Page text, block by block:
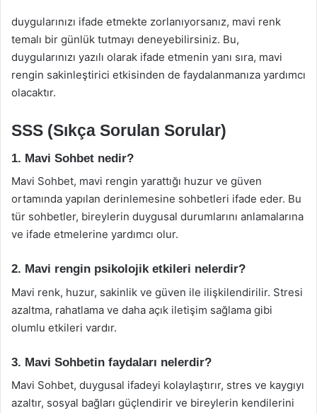
duygularınızı ifade etmekte zorlanıyorsanız, mavi renk
temalı bir günlük tutmayı deneyebilirsiniz. Bu,
duygularınızı yazılı olarak ifade etmenin yanı sıra, mavi
rengin sakinleştirici etkisinden de faydalanmanıza yardımcı
olacaktır.
SSS (Sıkça Sorulan Sorular)
1. Mavi Sohbet nedir?
Mavi Sohbet, mavi rengin yarattığı huzur ve güven
ortamında yapılan derinlemesine sohbetleri ifade eder. Bu
tür sohbetler, bireylerin duygusal durumlarını anlamalarına
ve ifade etmelerine yardımcı olur.
2. Mavi rengin psikolojik etkileri nelerdir?
Mavi renk, huzur, sakinlik ve güven ile ilişkilendirilir. Stresi
azaltma, rahatlama ve daha açık iletişim sağlama gibi
olumlu etkileri vardır.
3. Mavi Sohbetin faydaları nelerdir?
Mavi Sohbet, duygusal ifadeyi kolaylaştırır, stres ve kaygıyı
azaltır, sosyal bağları güçlendirir ve bireylerin kendilerini